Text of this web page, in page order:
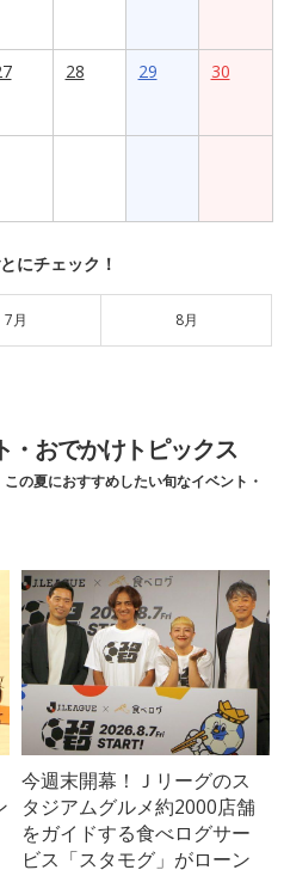
28 29 30
にチェック！
7月 8月
・おでかけトピックス
の夏におすすめしたい旬なイベント・
今週末開幕！Ｊリーグのス
タジアムグルメ約2000店舗
をガイドする食べログサー
ビス「スタモグ」がローン